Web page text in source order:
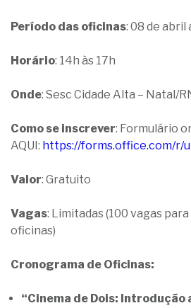
Período das oficinas: 08 de abril
Horário: 14h às 17h
Onde: Sesc Cidade Alta – Natal/
Como se inscrever: Formulário
AQUI: https://forms.office.com/r/
Valor: Gratuito
Vagas: Limitadas (100 vagas
oficinas)
Cronograma de Oficinas:
“Cinema de Dois: Introdução